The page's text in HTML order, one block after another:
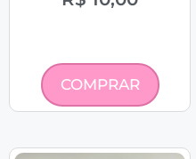
COMPRAR